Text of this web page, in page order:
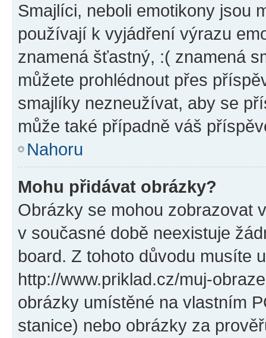
Smajlíci, neboli emotikony jsou
používají k vyjádření výrazu
znamená šťastný, :( znamená
můžete prohlédnout přes
smajlíky nezneužívat, aby se
může také případně váš
Nahoru
Mohu přidávat obrázky?
Obrázky se mohou zobrazovat
v současné době neexistuje
board. Z tohoto důvodu musíte
http://www.priklad.cz/muj-
obrázky umístěné na vlastním
stanice) nebo obrázky za